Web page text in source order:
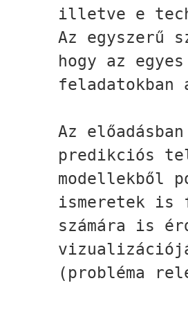
illetve e
Az egyszerű
hogy az
feladatokban
Az
predikciós
modellekből
ismeretek is
számára is
(probléma